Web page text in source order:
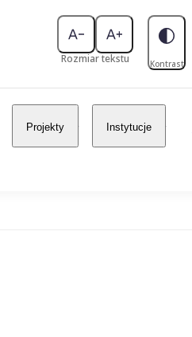
Rozmiar tekstu Kontrast
Projekty Instytucje